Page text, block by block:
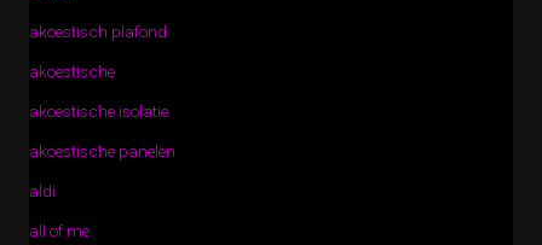
akoestisch plafond
akoestische
akoestische isolatie
akoestische panelen
aldi
all of me